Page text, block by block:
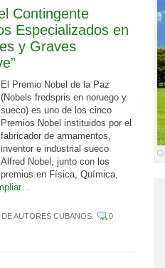
Contingente
Especializados en
y Graves
El Premio Nobel de la Paz
(Nobels fredspris en noruego y
sueco) es uno de los cinco
Premios Nobel instituidos por el
fabricador de armamentos,
inventor e industrial sueco
Alfred Nobel, junto con los
premios en Física, Química,
AUTORES CUBANOS
0